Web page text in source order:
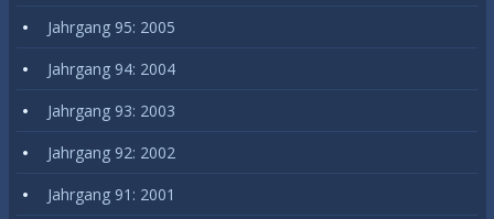
Jahrgang 95: 2005
Jahrgang 94: 2004
Jahrgang 93: 2003
Jahrgang 92: 2002
Jahrgang 91: 2001